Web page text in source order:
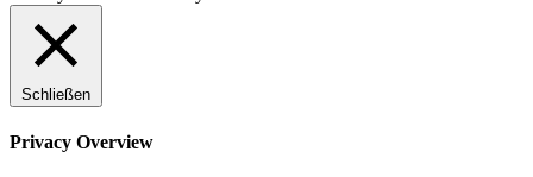
Schließen
Privacy Overview